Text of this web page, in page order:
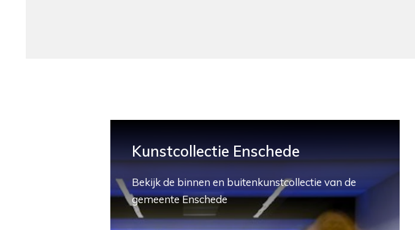
Kunstcollectie Enschede
Bekijk de binnen en buitenkunstcollectie van de
gemeente Enschede